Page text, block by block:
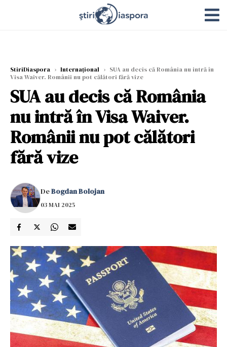
StiriDiaspora › Internațional › SUA au decis că România nu intră în
Visa Waiver. Românii nu pot călători fără vize
SUA au decis că România
nu intră în Visa Waiver.
Românii nu pot călători
fără vize
DeBogdan Bolojan
03 MAI 2025